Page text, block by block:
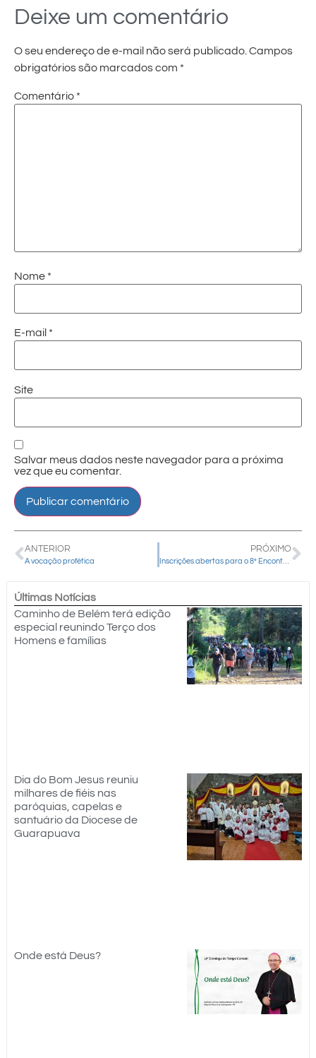
Deixe um comentário
O seu endereço de e-mail não será publicado. Campos
obrigatórios são marcados com *
Comentário *
Nome *
E-mail *
Site
Salvar meus dados neste navegador para a próxima
vez que eu comentar.
ANTERIOR
A vocação profética
PRÓXIMO
Inscrições abertas para o 8º Encontro Nacional da Pascom
Últimas Notícias
Caminho de Belém terá edição
especial reunindo Terço dos
Homens e famílias
Dia do Bom Jesus reuniu
milhares de fiéis nas
paróquias, capelas e
santuário da Diocese de
Guarapuava
Onde está Deus?